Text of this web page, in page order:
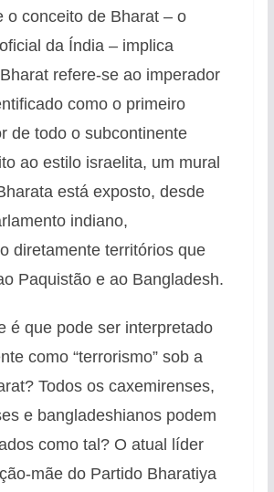
o conceito de Bharat – o
da Índia – implica
refere-se ao imperador
como o primeiro
de todo o subcontinente
ao estilo israelita, um mural
está exposto, desde
indiano,
diretamente territórios que
Paquistão e ao Bangladesh.
é que pode ser interpretado
como “terrorismo” sob a
Todos os caxemirenses,
e bangladeshianos podem
como tal? O atual líder
mãe do Partido Bharatiya